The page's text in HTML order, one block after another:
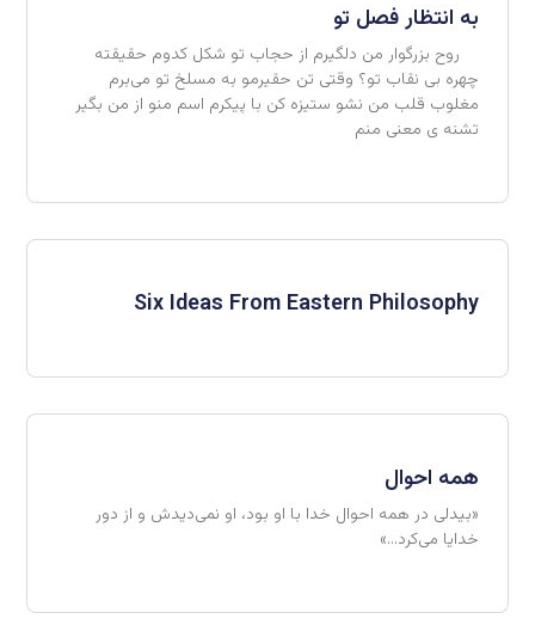
به انتظار فصل تو
روح بزرگوار من دلگیرم از حجاب تو شکل کدوم حقیقته
چهره بی نقاب تو؟ وقتی تن حقیرمو به مسلخ تو می‌برم
مغلوب قلب من نشو ستیزه کن با پیکرم اسم منو از من بگیر
تشنه ی معنی منم
Six Ideas From Eastern Philosophy
همه احوال
«بیدلی در همه احوال خدا با او بود، او نمی‌دیدش و از دور
خدایا می‌کرد…»